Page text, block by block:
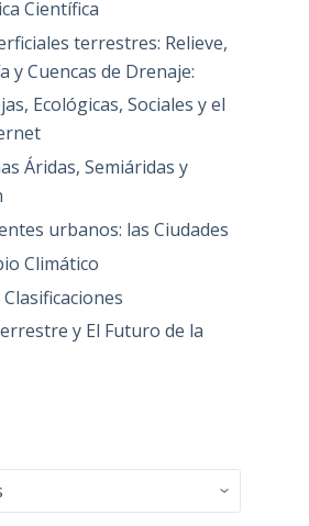
Científica
terrestres: Relieve,
y Cuencas de Drenaje:
Ecológicas, Sociales y el
Áridas, Semiáridas y
urbanos: las Ciudades
Climático
y El Futuro de la